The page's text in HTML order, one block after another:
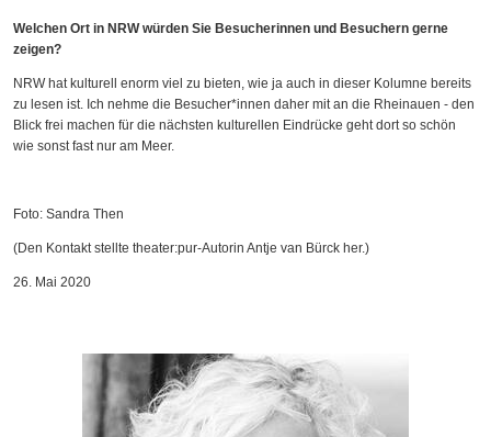
Welchen Ort in NRW würden Sie Besucherinnen und Besuchern gerne
zeigen?
NRW hat kulturell enorm viel zu bieten, wie ja auch in dieser Kolumne bereits
zu lesen ist. Ich nehme die Besucher*innen daher mit an die Rheinauen - den
Blick frei machen für die nächsten kulturellen Eindrücke geht dort so schön
wie sonst fast nur am Meer.
Foto: Sandra Then
(Den Kontakt stellte theater:pur-Autorin Antje van Bürck her.)
26. Mai 2020